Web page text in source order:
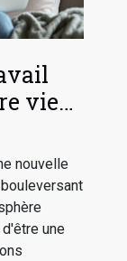
vie
?
nouvelle
une